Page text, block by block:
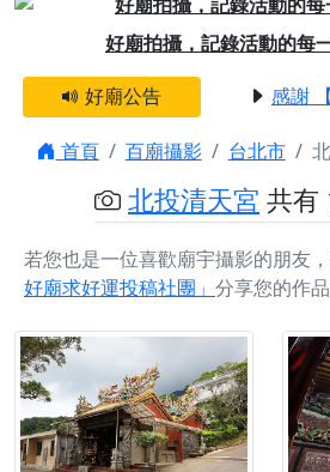
好廟拍攝，記錄活動的每
Previous
好廟公告 感謝 【
首頁 百廟攝影 台北市
北投清天宮 共有
若您也是一位喜歡廟宇攝影的朋友
好廟求好運投稿社團」 分享您的作品